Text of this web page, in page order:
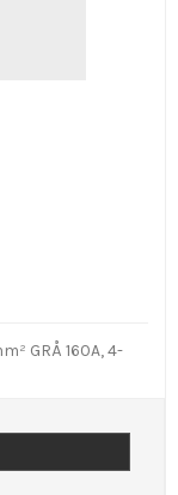
GRÅ 160A, 4-